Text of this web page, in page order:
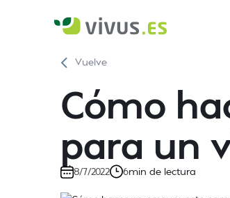
Vuelve
Cómo
para un
8/7/2022 6min de lectura